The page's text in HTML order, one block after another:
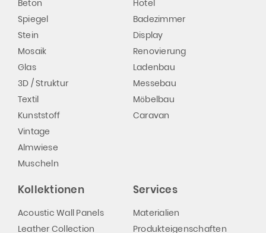
Beton
Spiegel
Stein
Mosaik
Glas
3D / Struktur
Textil
Kunststoff
Vintage
Almwiese
Muscheln
Hotel
Badezimmer
Display
Renovierung
Ladenbau
Messebau
Möbelbau
Caravan
Kollektionen
Acoustic Wall Panels
Leather Collection
Services
Materialien
Produkteigenschaften